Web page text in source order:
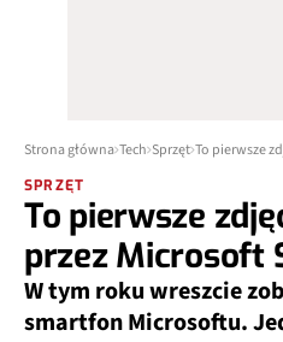
Strona główna Tech Sprzęt
SPRZĘT
To pierwsze
przez Microsoft
W tym roku wreszcie
smartfon Microsoftu.